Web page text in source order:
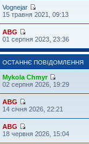
Vognejar
15 травня 2021, 09:13
ABG
01 серпня 2023, 23:36
ОСТАННЄ ПОВІДОМЛЕННЯ
Mykola Chmyr
02 серпня 2026, 19:29
ABG
14 січня 2026, 22:21
ABG
18 червня 2026, 15:04